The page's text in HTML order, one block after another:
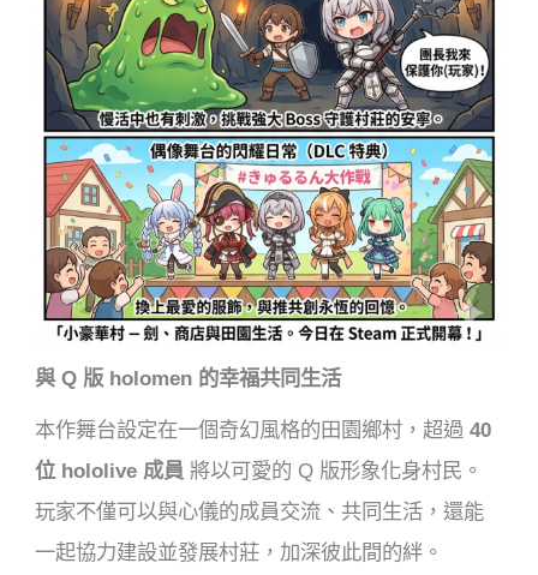
與 Q 版 holomen 的幸福共同生活
本作舞台設定在一個奇幻風格的田園鄉村，超過40
位 hololive 成員 將以可愛的 Q 版形象化身村民。
玩家不僅可以與心儀的成員交流、共同生活，還能
一起協力建設並發展村莊，加深彼此間的絆。